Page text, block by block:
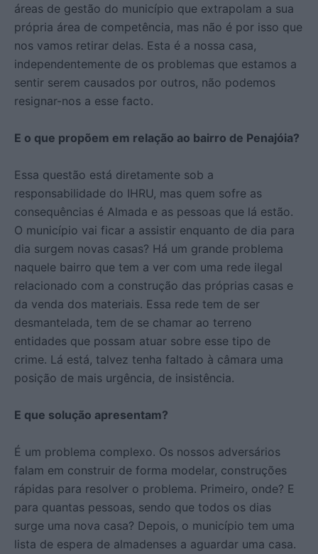
áreas de gestão do município que extrapolam a sua
própria área de competência, mas não é por isso que
nos vamos retirar delas. Esta é a nossa casa,
independentemente de os problemas que estamos a
sentir serem causados por outros, não podemos
resignar-nos a esse facto.
E o que propõem em relação ao bairro de Penajóia?
Essa questão está diretamente sob a
responsabilidade do IHRU, mas quem sofre as
consequências é Almada e as pessoas que lá estão.
O município vai ficar a assistir enquanto de dia para
dia surgem novas casas? Há um grande problema
naquele bairro que tem a ver com uma rede ilegal
relacionado com a construção das próprias casas e
da venda dos materiais. Essa rede tem de ser
desmantelada, tem de se chamar ao terreno
entidades que possam atuar sobre esse tipo de
crime. Lá está, talvez tenha faltado à câmara uma
posição de mais urgência, de insistência.
E que solução apresentam?
É um problema complexo. Os nossos adversários
falam em construir de forma modelar, construções
rápidas para resolver o problema. Primeiro, onde? E
para quantas pessoas, sendo que todos os dias
surge uma nova casa? Depois, o município tem uma
lista de espera de almadenses a aguardar uma casa.